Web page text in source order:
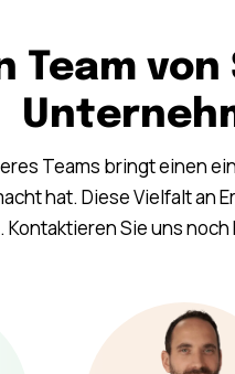
Team
Teams bringt einen
hat. Diese Vielfalt an
Kontaktieren Sie uns